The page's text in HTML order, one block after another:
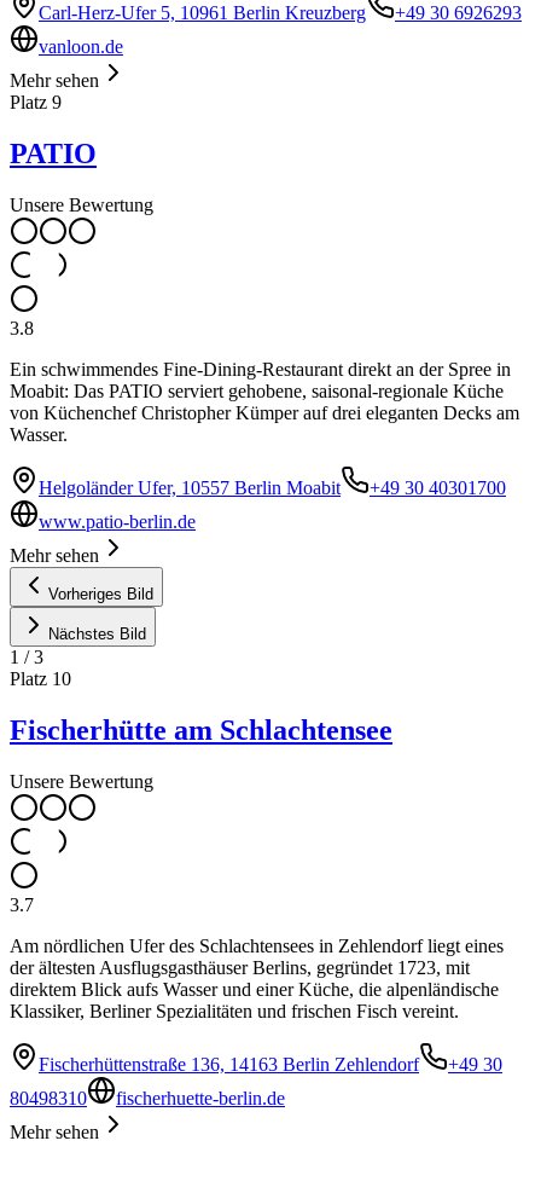
Carl-Herz-Ufer 5, 10961 Berlin Kreuzberg
+49 30 6926293
vanloon.de
Mehr sehen
Platz 9
PATIO
Unsere Bewertung
3.8
Ein schwimmendes Fine-Dining-Restaurant direkt an der Spree in
Moabit: Das PATIO serviert gehobene, saisonal-regionale Küche
von Küchenchef Christopher Kümper auf drei eleganten Decks am
Wasser.
Helgoländer Ufer, 10557 Berlin Moabit
+49 30 40301700
www.patio-berlin.de
Mehr sehen
Vorheriges Bild
Nächstes Bild
1 /3
Platz 10
Fischerhütte am Schlachtensee
Unsere Bewertung
3.7
Am nördlichen Ufer des Schlachtensees in Zehlendorf liegt eines
der ältesten Ausflugsgasthäuser Berlins, gegründet 1723, mit
direktem Blick aufs Wasser und einer Küche, die alpenländische
Klassiker, Berliner Spezialitäten und frischen Fisch vereint.
Fischerhüttenstraße 136, 14163 Berlin Zehlendorf
+49 30
80498310
fischerhuette-berlin.de
Mehr sehen